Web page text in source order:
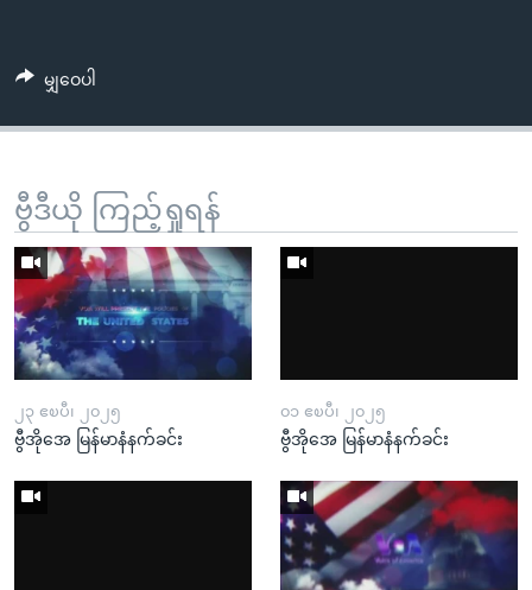
ကျော်မျှဝေပါ
ဗွီဒီယို ကြည့်ရှုရန်
၂၃ ဧၿပီ၊ ၂၀၂၅
ဗွီအိုအေ မြန်မာနံနက်ခင်း
၀၁ ဧၿပီ၊ ၂၀၂၅
ဗွီအိုအေ မြန်မာနံနက်ခင်း